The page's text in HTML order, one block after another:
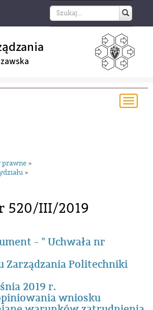
prawne »
»
520/III/2019
- " Uchwała nr
Zarządzania Politechniki
2019 r.
wniosku